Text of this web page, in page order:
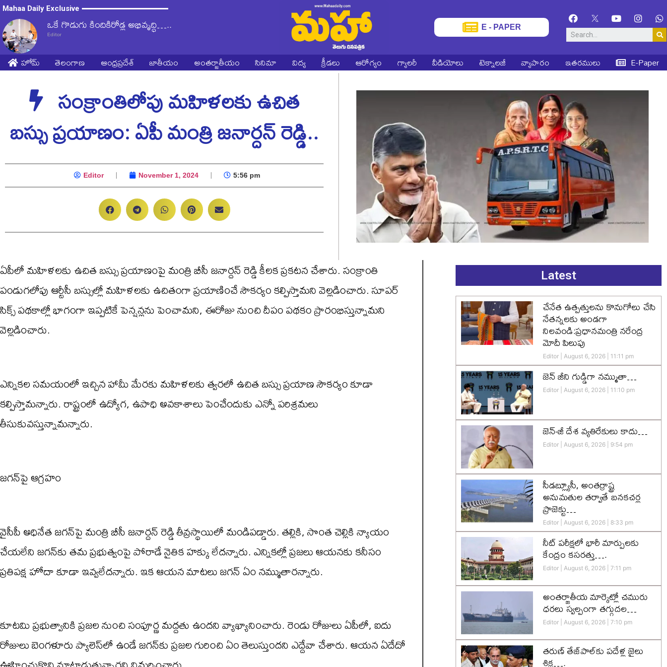
Mahaa Daily Exclusive
ఒకే గొడుగు కిందికిరోడ్ల అభివృద్ధి…..
Editor
E - PAPER
హోమ్ తెలంగాణ ఆంధ్రప్రదేశ్ జాతీయం అంతర్జాతీయం సినిమా విద్య క్రీడలు ఆరోగ్యం గ్యాలరీ వీడియోలు టెక్నాలజీ వ్యాపారం ఇతరములు E-Paper
సంక్రాంతిలోపు మహిళలకు ఉచిత
బస్సు ప్రయాణం: ఏపీ మంత్రి జనార్దన్ రెడ్డి..
Editor November 1, 2024 5:56 pm
ఏపీలో మహిళలకు ఉచిత బస్సు ప్రయాణంపై మంత్రి బీసీ జనార్దన్ రెడ్డి కీలక ప్రకటన చేశారు. సంక్రాంతి
పండుగలోపు ఆర్టీసీ బస్సుల్లో మహిళలకు ఉచితంగా ప్రయాణించే సౌకర్యం కల్పిస్తామని వెల్లడించారు. సూపర్
సిక్స్ పథకాల్లో భాగంగా ఇప్పటికే పెన్షన్లను పెంచామని, ఈరోజు నుంచి దీపం పథకం ప్రారంభిస్తున్నామని
వెల్లడించారు.
ఎన్నికల సమయంలో ఇచ్చిన హామీ మేరకు మహిళలకు త్వరలో ఉచిత బస్సు ప్రయాణ సౌకర్యం కూడా
కల్పిస్తామన్నారు. రాష్ట్రంలో ఉద్యోగ, ఉపాధి అవకాశాలు పెంచేందుకు ఎన్నో పరిశ్రమలు
తీసుకువస్తున్నామన్నారు.
జగన్‌పై ఆగ్రహం
వైసీపీ అధినేత జగన్‌పై మంత్రి బీసీ జనార్దన్ రెడ్డి తీవ్రస్థాయిలో మండిపడ్డారు. తల్లికి, సొంత చెల్లికి న్యాయం
చేయలేని జగన్‌కు తమ ప్రభుత్వంపై పోరాడే నైతిక హక్కు లేదన్నారు. ఎన్నికల్లో ప్రజలు ఆయనకు కనీసం
ప్రతిపక్ష హోదా కూడా ఇవ్వలేదన్నారు. ఇక ఆయన మాటలు జగన్ ఏం నమ్ముతారన్నారు.
కూటమి ప్రభుత్వానికి ప్రజల నుంచి సంపూర్ణ మద్దతు ఉందని వ్యాఖ్యానించారు. రెండు రోజులు ఏపీలో, ఐదు
రోజులు బెంగళూరు ప్యాలెస్‌లో ఉండే జగన్‌కు ప్రజల గురించి ఏం తెలుస్తుందని ఎద్దేవా చేశారు. ఆయన ఏదేదో
Latest
చేనేత ఉత్పత్తులను కొనుగోలు చేసి
నేతన్నలకు అండగా
నిలవండి:ప్రధానమంత్రి నరేంద్ర
మోదీ పిలుపు
Editor August 6, 2026 11:11 pm
జెన్‌ జీని గుడ్డిగా నమ్ముతా…
Editor August 6, 2026 11:10 pm
జెన్-జీ దేశ వ్యతిరేకులు కాదు…
Editor August 6, 2026 9:54 pm
సీడబ్ల్యూసీ, అంతర్రాష్ట్ర
అనుమతుల తర్వాతే బనకచర్ల
ప్రాజెక్టు…
Editor August 6, 2026 8:33 pm
నీట్ పరీక్షలో భారీ మార్పులకు
కేంద్రం కసరత్తు….
Editor August 6, 2026 7:11 pm
అంతర్జాతీయ మార్కెట్లో చమురు
ధరలు స్వల్పంగా తగ్గుదల…
Editor August 6, 2026 7:10 pm
తరుణ్ తేజ్‌పాల్‌కు పదేళ్ల జైలు
శిక్ష….